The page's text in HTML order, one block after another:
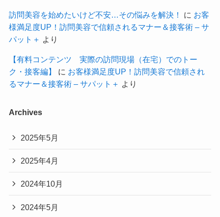
訪問美容を始めたいけど不安…その悩みを解決！ に お客
様満足度UP！訪問美容で信頼されるマナー＆接客術 – サ
パット＋ より
【有料コンテンツ 実際の訪問現場（在宅）でのトー
ク・接客編】
に お客様満足度UP！訪問美容で信頼され
るマナー＆接客術 – サパット＋ より
Archives
2025年5月
2025年4月
2024年10月
2024年5月